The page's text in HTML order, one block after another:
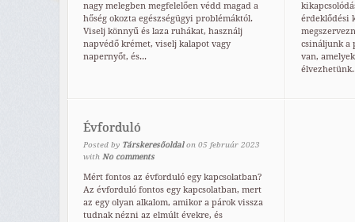
nagy melegben megfelelően védd magad a
hőség okozta egészségügyi problémáktól.
Viselj könnyű és laza ruhákat, használj
napvédő krémet, viselj kalapot vagy
napernyőt, és...
érdeklődési
csináljunk a
van,
Évforduló
Posted by Társkeresőoldal on 05 február 2023
with No comments
Mért fontos az évforduló egy kapcsolatban?
Az évforduló fontos egy kapcsolatban, mert
az egy olyan alkalom, amikor a párok vissza
tudnak nézni az elmúlt évekre, és